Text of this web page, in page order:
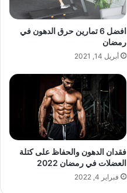
افضل 6 تمارين حرق الدهون في
رمضان
أبريل 14, 2021
فقدان الدهون والحفاظ على كتلة
العضلات في رمضان 2022
فبراير 4, 2022